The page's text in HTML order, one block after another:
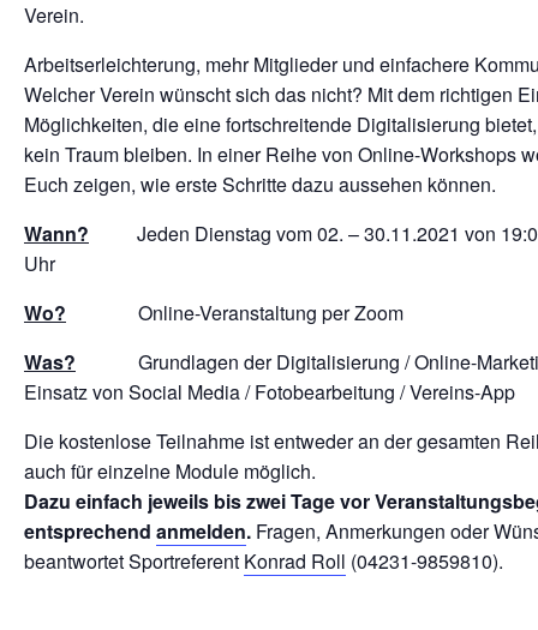
Verein.
Arbeitserleichterung, mehr Mitglieder und einfachere
Welcher Verein wünscht sich das nicht? Mit dem richtigen
Möglichkeiten, die eine fortschreitende Digitalisierung
kein Traum bleiben. In einer Reihe von Online-Workshops
Euch zeigen, wie erste Schritte dazu aussehen können.
Wann? Jeden Dienstag vom 02. – 30.11.2021 von
Uhr
Wo? Online-Veranstaltung per Zoom
Was? Grundlagen der Digitalisierung / Online-
Einsatz von Social Media / Fotobearbeitung / Vereins-App
Die kostenlose Teilnahme ist entweder an der gesamten
auch für einzelne Module möglich.
Dazu einfach jeweils bis zwei Tage vor
entsprechend anmelden. Fragen, Anmerkungen oder
beantwortet Sportreferent Konrad Roll (04231-9859810).